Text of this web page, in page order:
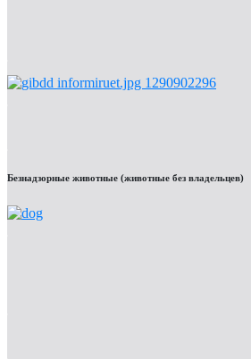
Безнадзорные животные (животные без владельцев)